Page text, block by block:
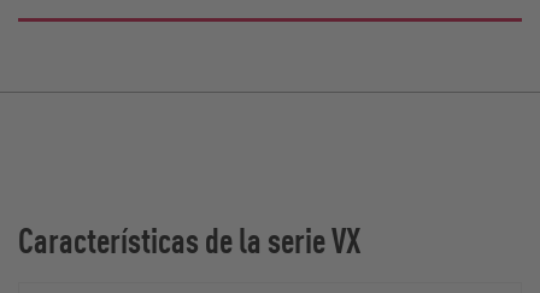
Características de la serie VX